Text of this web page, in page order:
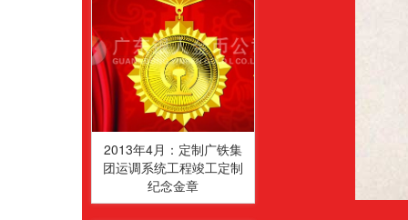
2013年4月：定制广铁集
团运调系统工程竣工定制
纪念金章